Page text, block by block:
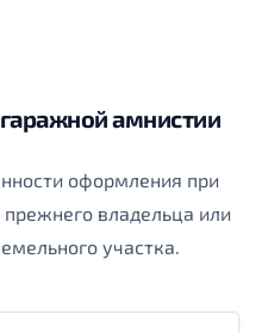
амнистии
оформления при
прежнего владельца или
участка.